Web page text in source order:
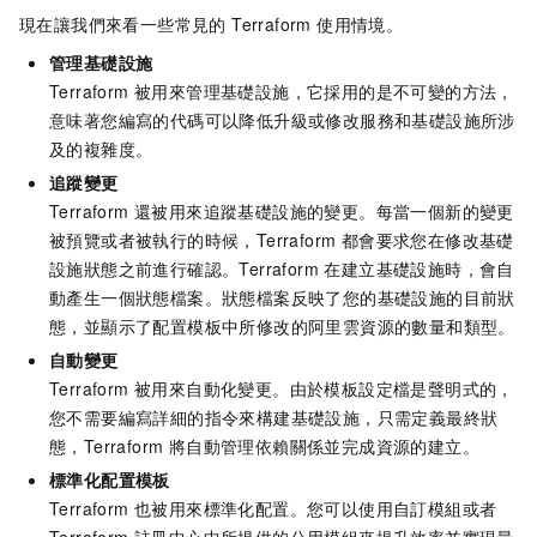
現在讓我們來看一些常見的 Terraform 使用情境。
管理基礎設施
Terraform 被用來管理基礎設施，它採用的是不可變的方法，
意味著您編寫的代碼可以降低升級或修改服務和基礎設施所涉
及的複雜度。
追蹤變更
Terraform 還被用來追蹤基礎設施的變更。每當一個新的變更
被預覽或者被執行的時候，Terraform 都會要求您在修改基礎
設施狀態之前進行確認。Terraform 在建立基礎設施時，會自
動產生一個狀態檔案。狀態檔案反映了您的基礎設施的目前狀
態，並顯示了配置模板中所修改的阿里雲資源的數量和類型。
自動變更
Terraform 被用來自動化變更。由於模板設定檔是聲明式的，
您不需要編寫詳細的指令來構建基礎設施，只需定義最終狀
態，Terraform 將自動管理依賴關係並完成資源的建立。
標準化配置模板
Terraform 也被用來標準化配置。您可以使用自訂模組或者